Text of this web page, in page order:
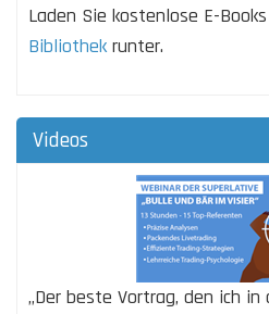
Laden Sie kostenlose E-
Bibliothekrunter.
Videos
„Der beste Vortrag, den ich